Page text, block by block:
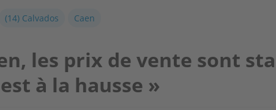
(14) Calvados Caen
les prix de vente sont
à la hausse »